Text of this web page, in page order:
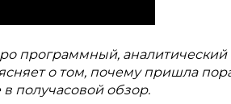
программный, аналитический
о том, почему пришла
получасовой обзор.